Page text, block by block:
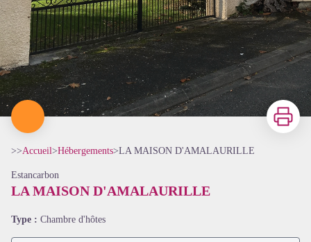
Imprimer
>>Accueil>Hébergements>LA MAISON D'AMALAURILLE
Estancarbon
LA MAISON D'AMALAURILLE
Type : Chambre d'hôtes